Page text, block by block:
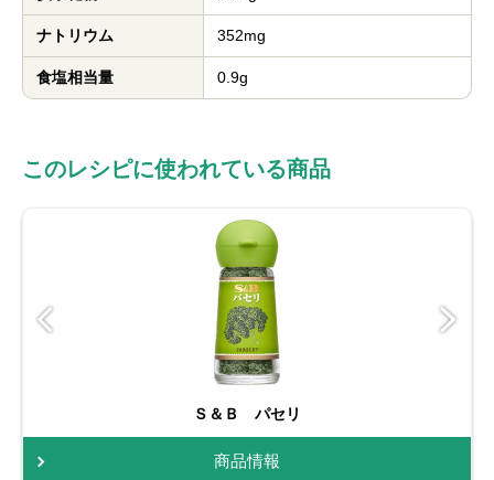
ナトリウム 352mg
食塩相当量 0.9g
このレシピに使われている商品
Ｓ＆Ｂ パセリ
商品情報